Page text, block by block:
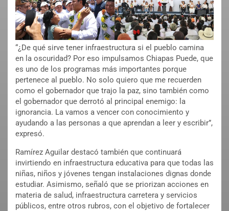
“¿De qué sirve tener infraestructura si el pueblo camina
en la oscuridad? Por eso impulsamos Chiapas Puede, que
es uno de los programas más importantes porque
pertenece al pueblo. No solo quiero que me recuerden
como el gobernador que trajo la paz, sino también como
el gobernador que derrotó al principal enemigo: la
ignorancia. La vamos a vencer con conocimiento y
ayudando a las personas a que aprendan a leer y escribir”,
expresó.
Ramírez Aguilar destacó también que continuará
invirtiendo en infraestructura educativa para que todas las
niñas, niños y jóvenes tengan instalaciones dignas donde
estudiar. Asimismo, señaló que se priorizan acciones en
materia de salud, infraestructura carretera y servicios
públicos, entre otros rubros, con el objetivo de fortalecer